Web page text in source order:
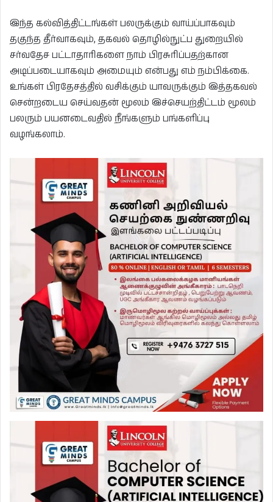
இந்த கல்வித்திட்டங்கள் பலருக்கும் வாய்ப்பாகவும்
தகுந்த தீர்வாகவும், தகவல் தொழில்நுட்ப துறையில்
சர்வதேச பட்டாதாரிகளை நாம் பிரசுரிப்பதற்கான
அடிப்படையாகவும் அமையும் என்பது எம் நம்பிக்கை.
உங்கள் பிரதேசத்தில் வசிக்கும் யாவருக்கும் இத்தகவல்
சென்றடைய செய்வதன் மூலம் இச்செயற்திட்டம் மூலம்
பலரும் பயனடைவதில் நீங்களும் பங்களிப்பு
வழங்கலாம்.